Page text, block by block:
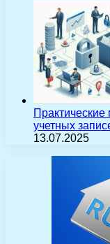
Практические
учетных
13.07.2025